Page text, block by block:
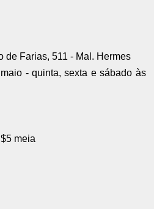
de Farias, 511 - Mal. Hermes
- quinta, sexta e sábado às
meia